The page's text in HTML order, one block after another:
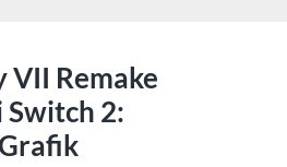
VII Remake
2: